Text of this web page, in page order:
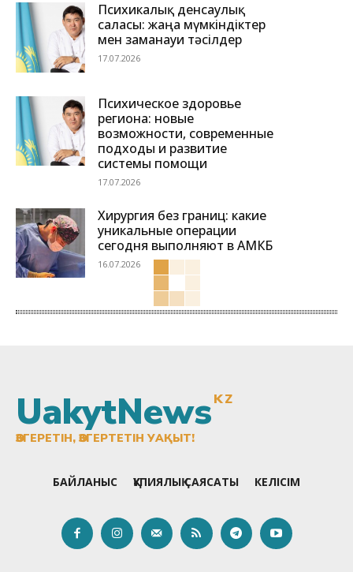
Психикалық денсаулық
саласы: жаңа мүмкіндіктер
мен заманауи тәсілдер
17.07.2026
Психическое здоровье
региона: новые
возможности, современные
подходы и развитие
системы помощи
17.07.2026
Хирургия без границ: какие
уникальные операции
сегодня выполняют в АМКБ
16.07.2026
UakytNewsKZ
ӨЗГЕРЕТІН, ӨЗГЕРТЕТІН УАҚЫТ!
БАЙЛАНЫС ҚҰПИЯЛЫҚ САЯСАТЫ КЕЛІСІМ